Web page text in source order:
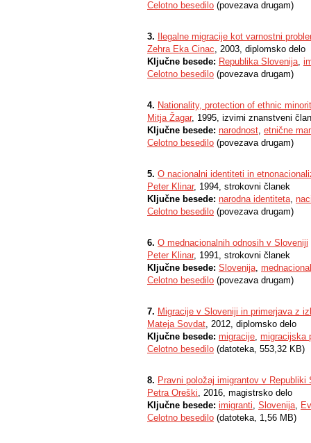
Celotno besedilo (povezava drugam)
3.
Ilegalne migracije kot varnostni
Zehra Eka Cinac, 2003, diplomsko delo
Ključne besede: Republika Slovenija,
Celotno besedilo (povezava drugam)
4. Nationality, protection of ethnic
Mitja Žagar, 1995, izvirni znanstveni
Ključne besede: narodnost, etnične
Celotno besedilo (povezava drugam)
5. O nacionalni identiteti in
Peter Klinar, 1994, strokovni članek
Ključne besede: narodna identiteta,
Celotno besedilo (povezava drugam)
6. O mednacionalnih odnosih v Sloveniji
Peter Klinar, 1991, strokovni članek
Ključne besede: Slovenija,
Celotno besedilo (povezava drugam)
7. Migracije v Sloveniji in primerjava z
Mateja Sovdat, 2012, diplomsko delo
Ključne besede: migracije, migracijska
Celotno besedilo (datoteka, 553,32 KB)
8. Pravni položaj imigrantov v
Petra Oreški, 2016, magistrsko delo
Ključne besede: imigranti, Slovenija,
Celotno besedilo (datoteka, 1,56 MB)